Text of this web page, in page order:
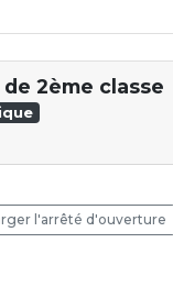
2ème classe
l'arrêté d'ouverture